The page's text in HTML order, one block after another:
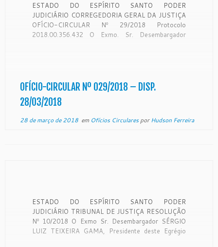
ESTADO DO ESPÍRITO SANTO PODER
JUDICIÁRIO CORREGEDORIA GERAL DA JUSTIÇA
OFÍCIO-CIRCULAR Nº 29/2018 Protocolo
2018.00.356.432 O Exmo. Sr. Desembargador
orientação administrativa, com […]
OFÍCIO-CIRCULAR Nº 029/2018 – DISP.
28/03/2018
28 de março de 2018em Ofícios CircularesporHudson Ferreira
ESTADO DO ESPÍRITO SANTO PODER
JUDICIÁRIO TRIBUNAL DE JUSTIÇA RESOLUÇÃO
Nº 10/2018 O Exmo Sr. Desembargador SÉRGIO
LUIZ TEIXEIRA GAMA, Presidente deste Egrégio